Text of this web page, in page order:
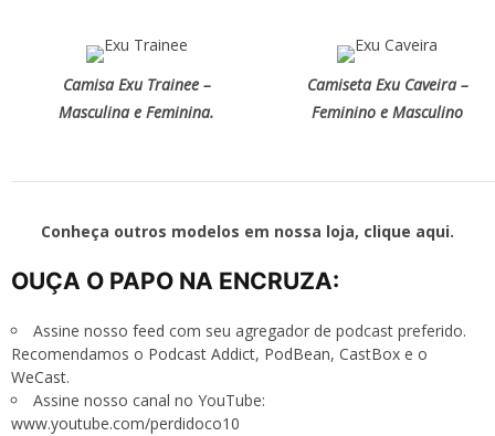
Camisa Exu Trainee –
Masculina e Feminina.
Camiseta Exu Caveira –
Feminino e Masculino
Conheça outros modelos em nossa loja, clique aqui.
OUÇA O PAPO NA ENCRUZA:
Assine nosso feed com seu agregador de podcast preferido.
Recomendamos o Podcast Addict, PodBean, CastBox e o
WeCast.
Assine nosso canal no YouTube:
www.youtube.com/perdidoco10